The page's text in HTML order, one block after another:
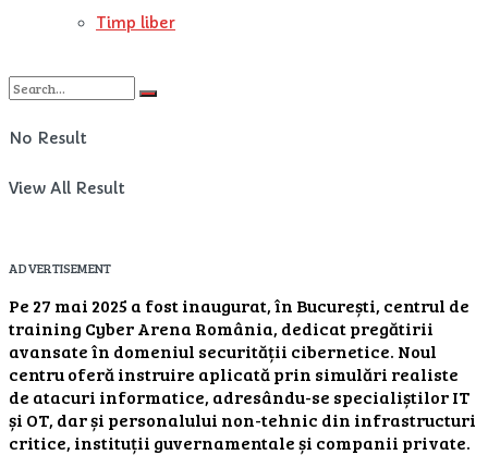
Timp liber
No Result
View All Result
ADVERTISEMENT
Pe 27 mai 2025 a fost inaugurat, în București, centrul de
training Cyber Arena România, dedicat pregătirii
avansate în domeniul securității cibernetice. Noul
centru oferă instruire aplicată prin simulări realiste
de atacuri informatice, adresându-se specialiștilor IT
și OT, dar și personalului non-tehnic din infrastructuri
critice, instituții guvernamentale și companii private.